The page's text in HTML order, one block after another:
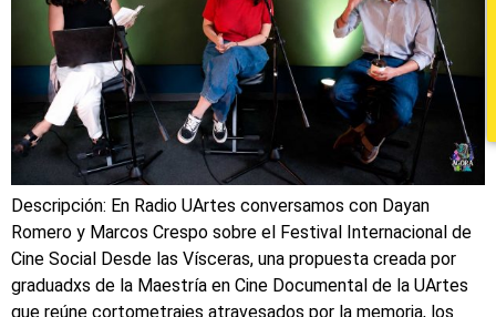
Descripción: En Radio UArtes conversamos con Dayan
Romero y Marcos Crespo sobre el Festival Internacional de
Cine Social Desde las Vísceras, una propuesta creada por
graduadxs de la Maestría en Cine Documental de la UArtes
que reúne cortometrajes atravesados por la memoria, los